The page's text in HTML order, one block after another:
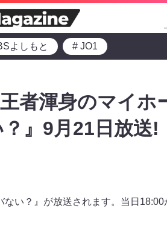
よしもと # JO1
者渾身のマイホ
』9月21日放送!
い？』が放送されます。当日18:00